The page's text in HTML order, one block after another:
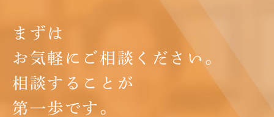
まずは
お気軽にご相談ください。
相談することが
第一歩です。